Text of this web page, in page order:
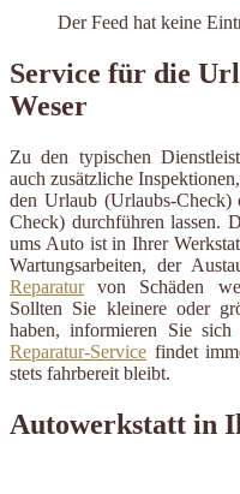
Der Feed hat keine
Service für die
Weser
Zu den typischen
auch zusätzliche
den Urlaub (Urlaubs-
Check) durchführen lassen.
ums Auto ist in Ihrer
Wartungsarbeiten, der
Reparaturvon Schäden
Sollten Sie kleinere oder
haben, informieren Sie
Reparatur-Service findet
stets fahrbereit bleibt.
Autowerkstatt in